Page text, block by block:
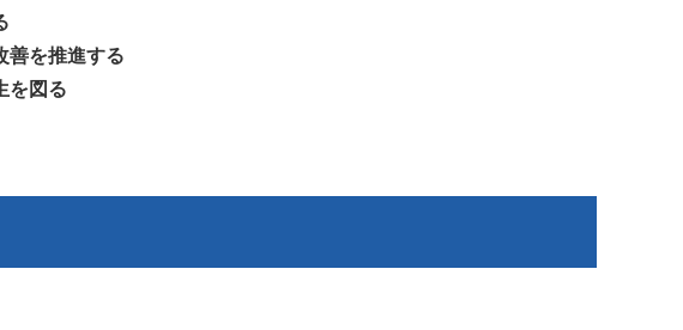
善を推進する
を図る